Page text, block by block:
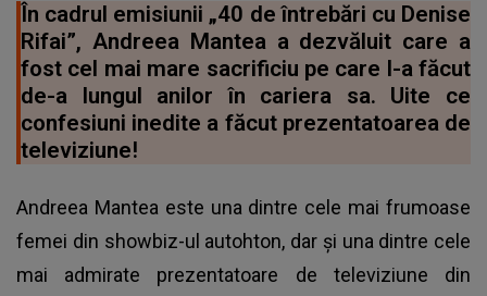
În cadrul emisiunii „40 de întrebări cu Denise
Rifai”, Andreea Mantea a dezvăluit care a
fost cel mai mare sacrificiu pe care l-a făcut
de-a lungul anilor în cariera sa. Uite ce
confesiuni inedite a făcut prezentatoarea de
televiziune!
Andreea Mantea este una dintre cele mai frumoase
femei din showbiz-ul autohton, dar și una dintre cele
mai admirate prezentatoare de televiziune din